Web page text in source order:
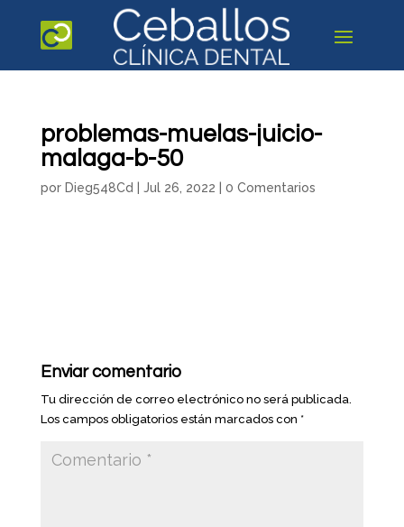
problemas-muelas-juicio-
malaga-b-50
por Dieg548Cd Jul 26, 2022 0 Comentarios
Enviar comentario
Tu dirección de correo electrónico no será publicada.
Los campos obligatorios están marcados con *